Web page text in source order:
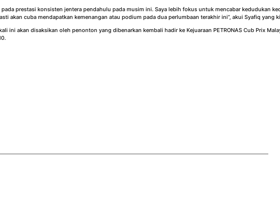
prestasi konsisten jentera pendahulu pada musim ini. Saya lebih fokus untuk mencabar kedudukan
akan cuba mendapatkan kemenangan atau podium pada dua perlumbaan terakhir ini”, akui Syafiq yang
ini akan disaksikan oleh penonton yang dibenarkan kembali hadir ke Kejuaraan PETRONAS Cub Prix